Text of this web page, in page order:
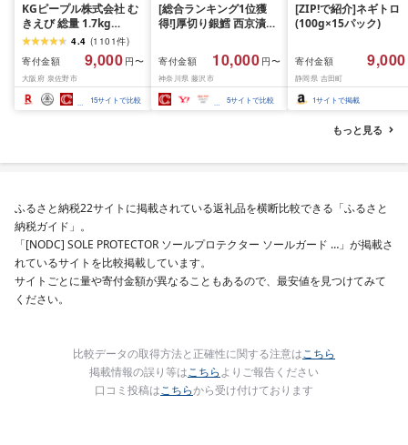
KGピープル株式会社 む
きえび 総量 1.7kg
(850g×2P) 特大 5Lサイ
ズ バナメイエビ バラ凍
結 下処理不要 サイズ不
揃い 訳あり
4.4 (1101件)
寄付金額
9,000 円〜
大阪府 泉佐野市
15サイトで比較
[総合ランキング1位獲
得!]厚切り銀鱈 西京漬け
約 1,000g (約 100g × 10
切) 西京味噌 西京みそ 味
噌漬け みそ 味噌 鮮魚 魚
介 銀だら 銀ダラ ギンダ
ラ ぎんだら 鱈 タラ 魚
礼品 おかず おつまみ お
南 藤沢
寄付金額 10,000 円〜
神奈川県 藤沢市
5サイトで比較
[ZIP!で紹介]ネギトロ
(100g×15パック)
寄付金額 9,000
静岡県 吉田町
1サイトで掲載
もっと見る
ふるさと納税22サイトに掲載されている返礼品を横断比較できる「ふるさと
納税ガイド」。
「[NODC] SOLE PROTECTOR ソールプロテクター ソールガード …」が掲載さ
れているサイトを比較掲載しています。
サイトごとに量や寄付金額が異なることもあるので、最安値を見つけてみて
ください。
比較データの取得方法と正確性に関する注意はこちら
掲載情報の誤り等はこちらよりご報告ください
口コミ投稿はこちらから受け付けております